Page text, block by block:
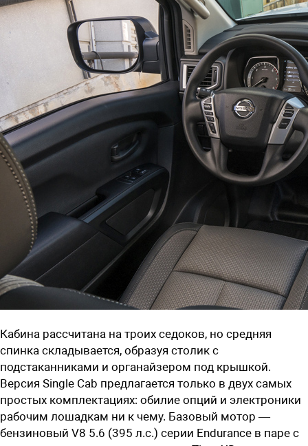
Кабина рассчитана на троих седоков, но средняя
спинка складывается, образуя столик с
подстаканниками и органайзером под крышкой.
Версия Single Cab предлагается только в двух самых
простых комплектациях: обилие опций и электроники
рабочим лошадкам ни к чему. Базовый мотор —
бензиновый V8 5.6 (395 л.с.) серии Endurance в паре с